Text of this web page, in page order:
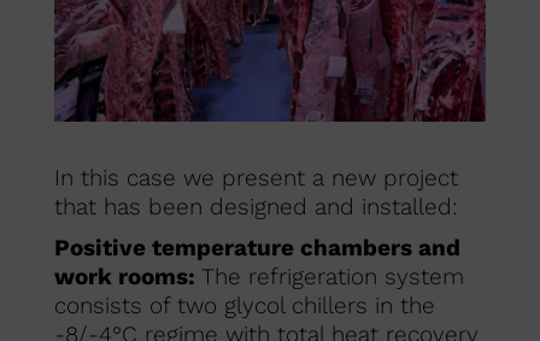
In this case we present a new project
that has been designed and installed:
Positive temperature chambers and
work rooms: The refrigeration system
consists of two glycol chillers in the
-8/-4°C regime with total heat recovery